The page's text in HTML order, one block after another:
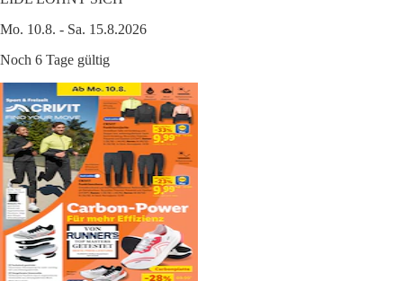
Mo. 10.8. - Sa. 15.8.2026
Noch 6 Tage gültig